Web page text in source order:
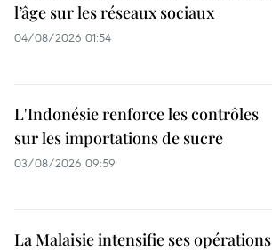
l’âge sur les réseaux sociaux
04/08/2026 01:54
L'Indonésie renforce les contrôles
sur les importations de sucre
03/08/2026 09:59
La Malaisie intensifie ses opérations